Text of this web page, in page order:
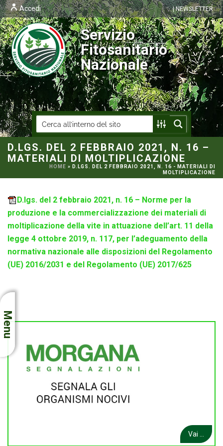
| NEWSLETTER
Accedi
Servizio
Fitosanitario
Nazionale
D.LGS. DEL 2 FEBBRAIO 2021, N. 16 –
MATERIALI DI MOLTIPLICAZIONE
HOME » D.LGS. DEL 2 FEBBRAIO 2021, N. 16 - MATERIALI DI
MOLTIPLICAZIONE
Menu
D.lgs. del 2 febbraio 2021, n. 16 – Norme per la
produzione e la commercializzazione dei materiali di
moltiplicazione della vite in attuazione dell’art. 11 della
legge 4 ottobre 2019, n. 117, per l’adeguamento della
normativa nazionale alle disposizioni del Regolamento
(UE) 2016/2031 e del Regolamento (UE) 2017/625
Vai ...